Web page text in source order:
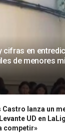
cifras en
de menores
Castro lanza un
UD en
competir»